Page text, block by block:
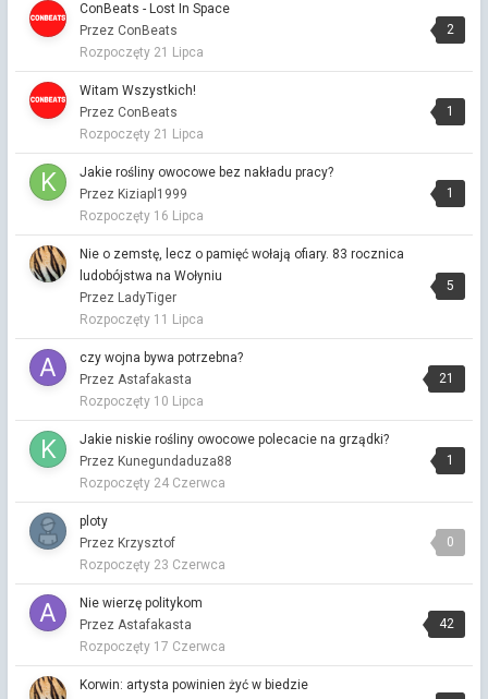
skrzywdzić człowieka. Jeśli ktoś znęca się nad zwierzęciem -
morderca.
Porozmawiajmy o zdrowiu : )
Przez Vitalinka ·
Na plaży nad morzem smażymy się od rana do wieczora🙂
Dziś narysowałem
Przez Vitalinka · Napisano
Ok, Kochani... ...ale czemu w... ?😲
Muzyczna Kawiarenka
Przez Vitalinka ·Napisano
noc, sierpniowa, parno... obudzić się i mieć ochotę na lody, a
potem dalej spać...cudo. 🌙
Lepiej
Przez Vitalinka ·Napisano
Lepiej tutaj nic nie pisać, niż ma Koś..Książe po tym znikać😄
Chi
Przez Vitalinka ·Napisano
❤️
Chi
Przez Chi ·Napisano
Chi
Przez Chi · Napisano
Chi
Przez Chi ·Napisano16 godzin temu
2
ConBeats - Lost In Space
Przez ConBeats
Rozpoczęty 21 Lipca
1
Witam Wszystkich!
Przez ConBeats
Rozpoczęty 21 Lipca
1
Jakie rośliny owocowe bez nakładu pracy?
Przez Kiziapl1999
Rozpoczęty 16 Lipca
5
Nie o zemstę, lecz o pamięć wołają ofiary. 83 rocznica
ludobójstwa na Wołyniu
Przez LadyTiger
Rozpoczęty 11 Lipca
21
czy wojna bywa potrzebna?
Przez Astafakasta
Rozpoczęty 10 Lipca
1
Jakie niskie rośliny owocowe polecacie na grządki?
Przez Kunegundaduza88
Rozpoczęty 24 Czerwca
0
ploty
Przez Krzysztof
Rozpoczęty 23 Czerwca
42
Nie wierzę politykom
Przez Astafakasta
Rozpoczęty 17 Czerwca
Korwin: artysta powinien żyć w biedzie